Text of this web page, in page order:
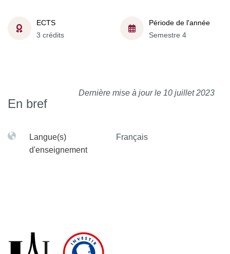
ECTS
3 crédits
Période de l'année
Semestre 4
Dernière mise à jour le 10 juillet 2023
En bref
Langue(s)
d'enseignement
Français